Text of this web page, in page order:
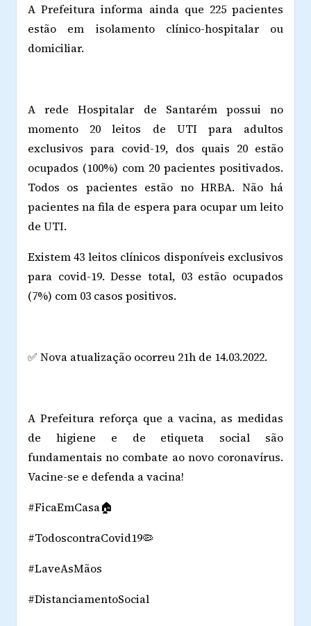
A Prefeitura informa ainda que 225 pacientes
estão em isolamento clínico-hospitalar ou
domiciliar.
A rede Hospitalar de Santarém possui no
momento 20 leitos de UTI para adultos
exclusivos para covid-19, dos quais 20 estão
ocupados (100%) com 20 pacientes positivados.
Todos os pacientes estão no HRBA. Não há
pacientes na fila de espera para ocupar um leito
de UTI.
Existem 43 leitos clínicos disponíveis exclusivos
para covid-19. Desse total, 03 estão ocupados
(7%) com 03 casos positivos.
✅ Nova atualização ocorreu 21h de 14.03.2022.
A Prefeitura reforça que a vacina, as medidas
de higiene e de etiqueta social são
fundamentais no combate ao novo coronavírus.
Vacine-se e defenda a vacina!
#FicaEmCasa🏠
#TodoscontraCovid19🦠
#LaveAsMãos
#DistanciamentoSocial